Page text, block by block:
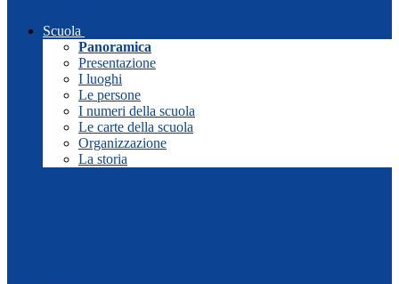
Scuola
Panoramica
Presentazione
I luoghi
Le persone
I numeri della scuola
Le carte della scuola
Organizzazione
La storia